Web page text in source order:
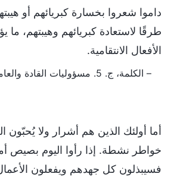
داموا شعروا بخسارة كبريائهم أو
طرقًا لاستعادة كبريائهم وهيبتهم،
الأفعال الانتقامية.
– الكلمة، ج. 5. مسؤوليات
أما أولئك الذين هم أشرار ولا يُحبّون
خواطر نشطة. إذا رأوا اليوم بصيص
فسيبذلون كل جهدهم ويفعلون